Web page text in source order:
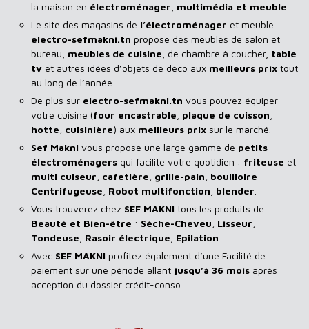
la maison en électroménager, multimédia et meuble.
Le site des magasins de l’électroménager et meuble
electro-sefmakni.tn propose des meubles de salon et
bureau, meubles de cuisine, de chambre à coucher, table
tv et autres idées d’objets de déco aux meilleurs prix tout
au long de l’année.
De plus sur electro-sefmakni.tn vous pouvez équiper
votre cuisine (four encastrable, plaque de cuisson,
hotte, cuisinière) aux meilleurs prix sur le marché.
Sef Makni vous propose une large gamme de petits
électroménagers qui facilite votre quotidien : friteuse et
multi cuiseur, cafetière, grille-pain, bouilloire
Centrifugeuse, Robot multifonction, blender.
Vous trouverez chez SEF MAKNI tous les produits de
Beauté et Bien-être : Sèche-Cheveu, Lisseur,
Tondeuse, Rasoir électrique, Epilation…
Avec SEF MAKNI profitez également d’une Facilité de
paiement sur une période allant jusqu’à 36 mois après
acception du dossier crédit-conso.